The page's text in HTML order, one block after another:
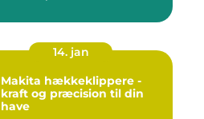
14. jan
Makita hækkeklippere -
kraft og præcision til din
have